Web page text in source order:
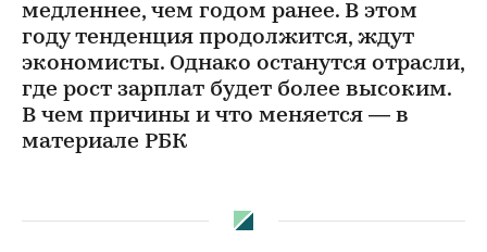
медленнее, чем годом ранее. В этом
году тенденция продолжится, ждут
экономисты. Однако останутся отрасли,
где рост зарплат будет более высоким.
В чем причины и что меняется — в
материале РБК